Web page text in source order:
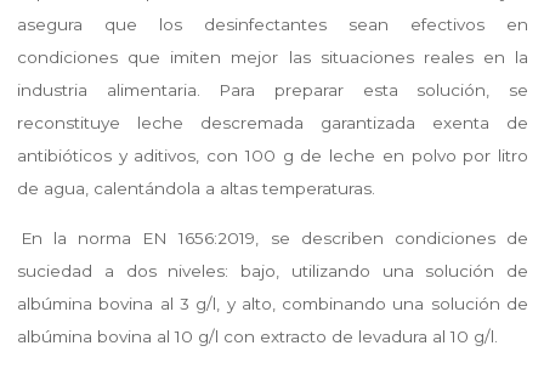
asegura que los desinfectantes sean efectivos en
condiciones que imiten mejor las situaciones reales en la
industria alimentaria. Para preparar esta solución, se
reconstituye leche descremada garantizada exenta de
antibióticos y aditivos, con 100 g de leche en polvo por litro
de agua, calentándola a altas temperaturas.
En la norma EN 1656:2019, se describen condiciones de
suciedad a dos niveles: bajo, utilizando una solución de
albúmina bovina al 3 g/l, y alto, combinando una solución de
albúmina bovina al 10 g/l con extracto de levadura al 10 g/l.